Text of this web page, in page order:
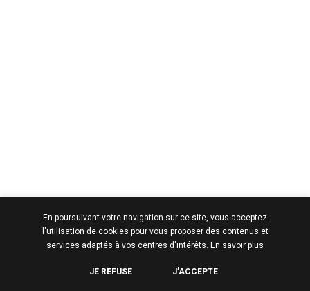
En poursuivant votre navigation sur ce site, vous acceptez
l'utilisation de cookies pour vous proposer des contenus et
services adaptés à vos centres d'intérêts. En savoir plus
JE REFUSE J’ACCEPTE